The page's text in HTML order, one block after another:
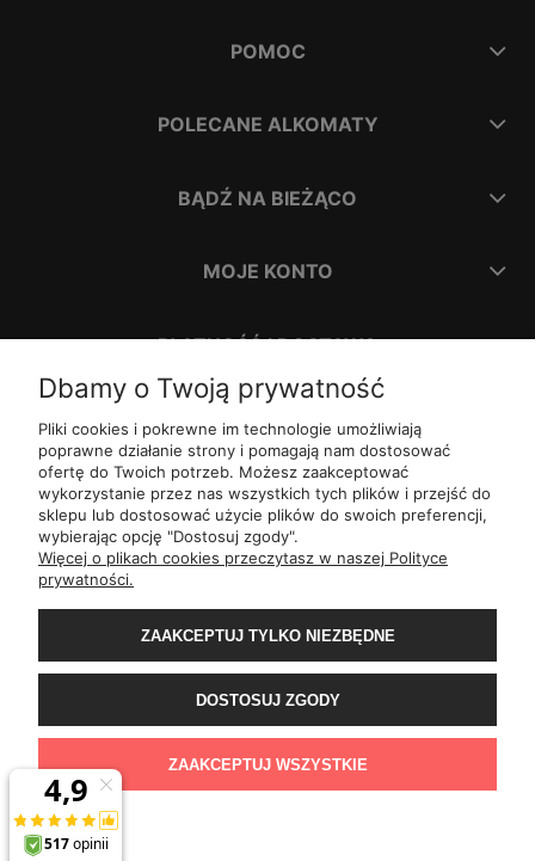
POMOC
POLECANE ALKOMATY
BĄDŹ NA BIEŻĄCO
MOJE KONTO
PŁATNOŚĆ I DOSTAWA
INFORMACJE
O NAS
ul. Romana Dmowskiego 1, 50-203
Wrocław
Św. Filipa 23/3, 31-150 Kraków
ul.Mielęckiego 10 lok 503,
Al.Jerozolimskie 81 lok 7.10, 02-001 Warszawa
Wały Piastowskie 1lok. 1508, 80-855 Gdańsk
ul.Grochowa 4, 15-423 Białystok
ul.ul. 1-go Maja 13lok. 2,20-410 Lublin
Rejtana 49/6, 35-310 Rzeszów
ul.Franciszka z Asyżu 62, 93-479 Łódź
ul.Wiertnicza 115, 02-952 Warszawa
al.Bohaterów Warszawy 11b, 70-370
Dbamy o Twoją prywatność
Pliki cookies i pokrewne im technologie umożliwiają
poprawne działanie strony i pomagają nam dostosować
ofertę do Twoich potrzeb. Możesz zaakceptować
wykorzystanie przez nas wszystkich tych plików i przejść do
sklepu lub dostosować użycie plików do swoich preferencji,
wybierając opcję "Dostosuj zgody".
Więcej o plikach cookies przeczytasz w naszej Polityce
prywatności.
ZAAKCEPTUJ TYLKO NIEZBĘDNE
DOSTOSUJ ZGODY
ZAAKCEPTUJ WSZYSTKIE